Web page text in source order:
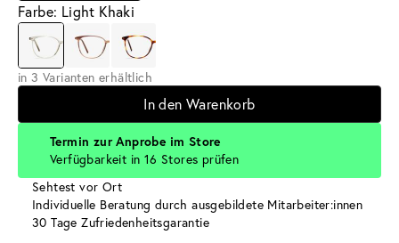
Farbe: Light Khaki
in 3 Varianten erhältlich
In den Warenkorb
Termin zur Anprobe im Store
Verfügbarkeit in 16 Stores prüfen
Sehtest vor Ort
Individuelle Beratung durch ausgebildete Mitarbeiter:innen
30 Tage Zufriedenheitsgarantie